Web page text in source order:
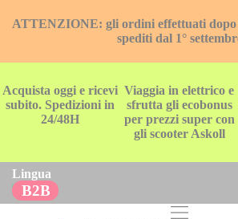
ATTENZIONE: gli ordini effettuati dopo
spediti dal 1°
Acquista oggi e ricevi
subito. Spedizioni in
24/48H
Viaggia in elettrico e
sfrutta gli ecobonus
per prezzi super con
gli scooter Askoll
Lingua
B2B